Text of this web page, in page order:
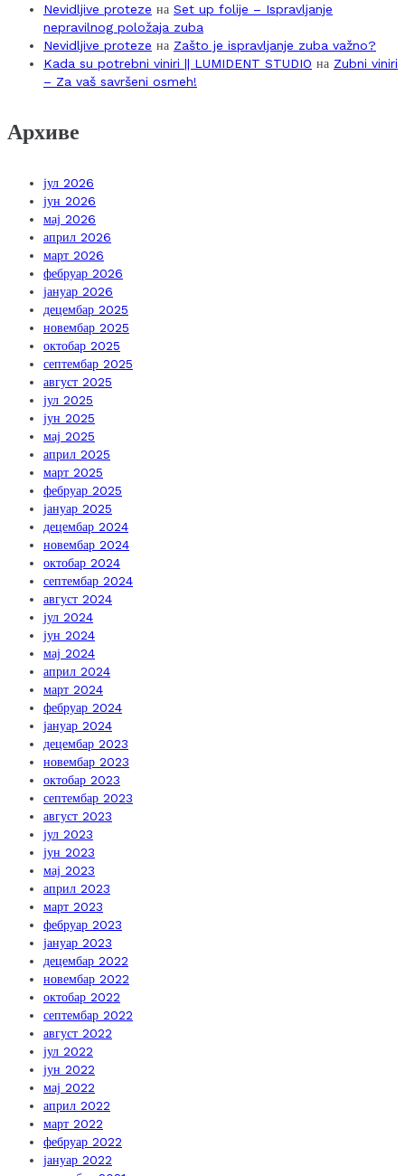
Nevidljive proteze на Set up folije – Ispravljanje
nepravilnog položaja zuba
Nevidljive proteze на Zašto je ispravljanje zuba važno?
Kada su potrebni viniri || LUMIDENT STUDIO на Zubni viniri
– Za vaš savršeni osmeh!
Архиве
јул 2026
јун 2026
мај 2026
април 2026
март 2026
фебруар 2026
јануар 2026
децембар 2025
новембар 2025
октобар 2025
септембар 2025
август 2025
јул 2025
јун 2025
мај 2025
април 2025
март 2025
фебруар 2025
јануар 2025
децембар 2024
новембар 2024
октобар 2024
септембар 2024
август 2024
јул 2024
јун 2024
мај 2024
април 2024
март 2024
фебруар 2024
јануар 2024
децембар 2023
новембар 2023
октобар 2023
септембар 2023
август 2023
јул 2023
јун 2023
мај 2023
април 2023
март 2023
фебруар 2023
јануар 2023
децембар 2022
новембар 2022
октобар 2022
септембар 2022
август 2022
јул 2022
јун 2022
мај 2022
април 2022
март 2022
фебруар 2022
јануар 2022